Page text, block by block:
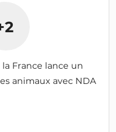
France lance un
animaux avec NDA